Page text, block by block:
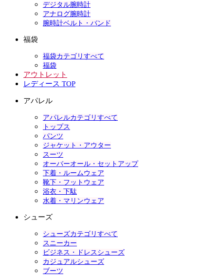
デジタル腕時計
アナログ腕時計
腕時計ベルト・バンド
福袋
福袋カテゴリすべて
福袋
アウトレット
レディース TOP
アパレル
アパレルカテゴリすべて
トップス
パンツ
ジャケット・アウター
スーツ
オーバーオール・セットアップ
下着・ルームウェア
靴下・フットウェア
浴衣・下駄
水着・マリンウェア
シューズ
シューズカテゴリすべて
スニーカー
ビジネス・ドレスシューズ
カジュアルシューズ
ブーツ